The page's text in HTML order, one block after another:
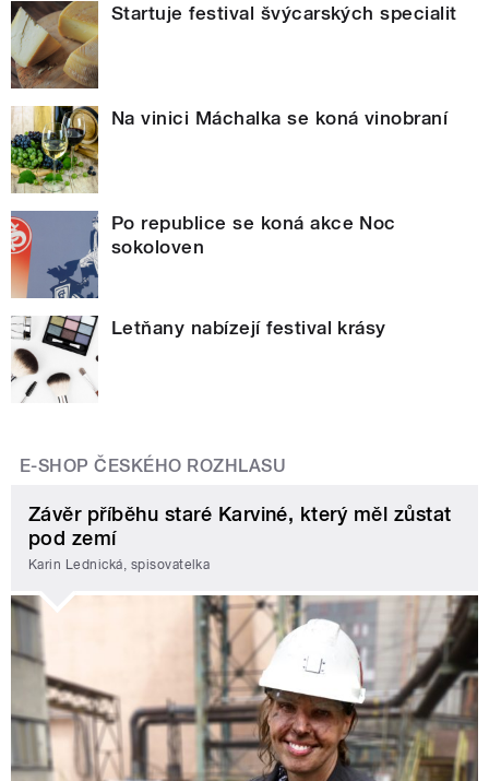
Startuje festival švýcarských specialit
Na vinici Máchalka se koná vinobraní
Po republice se koná akce Noc
sokoloven
Letňany nabízejí festival krásy
E-SHOP ČESKÉHO ROZHLASU
Závěr příběhu staré Karviné, který měl zůstat
pod zemí
Karin Lednická, spisovatelka